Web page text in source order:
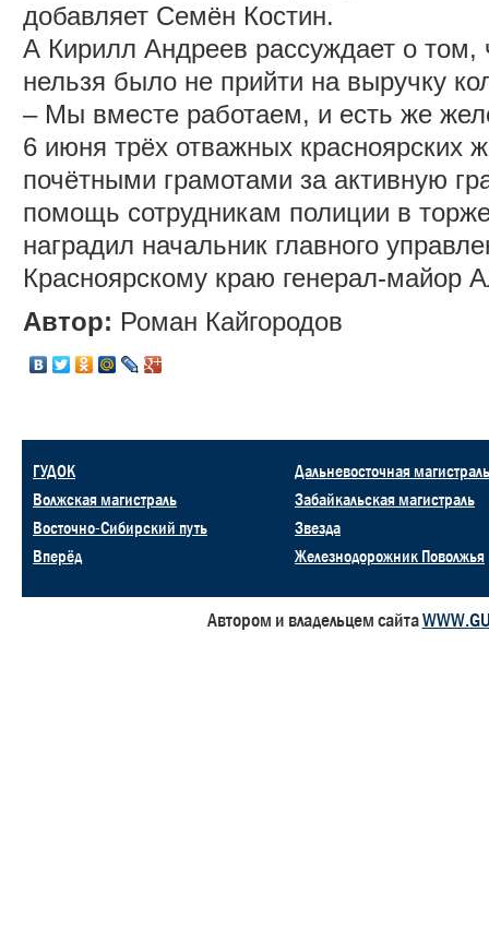
добавляет Семён Костин.
А Кирилл Андреев рассуждает о том,
нельзя было не прийти на выручку
‒ Мы вместе работаем, и есть же
6 июня трёх отважных красноярских
почётными грамотами за активную
помощь сотрудникам полиции в
наградил начальник главного
Красноярскому краю генерал-майор
Автор: Роман Кайгородов
ГУДОК
Волжская магистраль
Восточно-Сибирский путь
Вперёд
Дальневосточная магистраль
Забайкальская магистраль
Звезда
Железнодорожник Поволжья
Автором и владельцем сайта